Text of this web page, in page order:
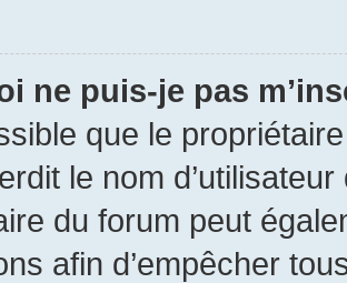
ne puis-je pas
que le
le nom
du forum peut
afin d’empêcher